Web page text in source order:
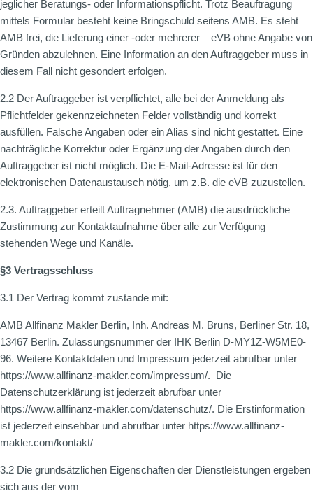
jeglicher Beratungs- oder Informationspflicht. Trotz Beauftragung
mittels Formular besteht keine Bringschuld seitens AMB. Es steht
AMB frei, die Lieferung einer -oder mehrerer – eVB ohne Angabe von
Gründen abzulehnen. Eine Information an den Auftraggeber muss in
diesem Fall nicht gesondert erfolgen.
2.2 Der Auftraggeber ist verpflichtet, alle bei der Anmeldung als
Pflichtfelder gekennzeichneten Felder vollständig und korrekt
ausfüllen. Falsche Angaben oder ein Alias sind nicht gestattet. Eine
nachträgliche Korrektur oder Ergänzung der Angaben durch den
Auftraggeber ist nicht möglich. Die E-Mail-Adresse ist für den
elektronischen Datenaustausch nötig, um z.B. die eVB zuzustellen.
2.3. Auftraggeber erteilt Auftragnehmer (AMB) die ausdrückliche
Zustimmung zur Kontaktaufnahme über alle zur Verfügung
stehenden Wege und Kanäle.
§3 Vertragsschluss
3.1 Der Vertrag kommt zustande mit:
AMB Allfinanz Makler Berlin, Inh. Andreas M. Bruns, Berliner Str. 18,
13467 Berlin. Zulassungsnummer der IHK Berlin D-MY1Z-W5ME0-
96. Weitere Kontaktdaten und Impressum jederzeit abrufbar unter
https://www.allfinanz-makler.com/impressum/. Die
Datenschutzerklärung ist jederzeit abrufbar unter
https://www.allfinanz-makler.com/datenschutz/. Die Erstinformation
ist jederzeit einsehbar und abrufbar unter https://www.allfinanz-
makler.com/kontakt/
3.2 Die grundsätzlichen Eigenschaften der Dienstleistungen ergeben
sich aus der vom